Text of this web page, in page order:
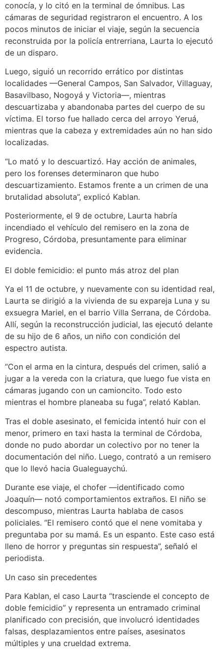
conocía, y lo citó en la terminal de ómnibus. Las
cámaras de seguridad registraron el encuentro. A los
pocos minutos de iniciar el viaje, según la secuencia
reconstruida por la policía entrerriana, Laurta lo ejecutó
de un disparo.
Luego, siguió un recorrido errático por distintas
localidades —General Campos, San Salvador, Villaguay,
Basavilbaso, Nogoyá y Victoria—, mientras
descuartizaba y abandonaba partes del cuerpo de su
víctima. El torso fue hallado cerca del arroyo Yeruá,
mientras que la cabeza y extremidades aún no han sido
localizadas.
“Lo mató y lo descuartizó. Hay acción de animales,
pero los forenses determinaron que hubo
descuartizamiento. Estamos frente a un crimen de una
brutalidad absoluta”, explicó Kablan.
Posteriormente, el 9 de octubre, Laurta habría
incendiado el vehículo del remisero en la zona de
Progreso, Córdoba, presuntamente para eliminar
evidencia.
El doble femicidio: el punto más atroz del plan
Ya el 11 de octubre, y nuevamente con su identidad real,
Laurta se dirigió a la vivienda de su expareja Luna y su
exsuegra Mariel, en el barrio Villa Serrana, de Córdoba.
Allí, según la reconstrucción judicial, las ejecutó delante
de su hijo de 6 años, un niño con condición del
espectro autista.
“Con el arma en la cintura, después del crimen, salió a
jugar a la vereda con la criatura, que luego fue vista en
cámaras jugando con un camioncito. Todo esto
mientras el hombre planeaba su fuga”, relató Kablan.
Tras el doble asesinato, el femicida intentó huir con el
menor, primero en taxi hasta la terminal de Córdoba,
donde no pudo abordar un colectivo por no tener la
documentación del niño. Luego, contrató a un remisero
que lo llevó hacia Gualeguaychú.
Durante ese viaje, el chofer —identificado como
Joaquín— notó comportamientos extraños. El niño se
descompuso, mientras Laurta hablaba de casos
policiales. “El remisero contó que el nene vomitaba y
preguntaba por su mamá. Es un espanto. Este caso está
lleno de horror y preguntas sin respuesta”, señaló el
periodista.
Un caso sin precedentes
Para Kablan, el caso Laurta “trasciende el concepto de
doble femicidio” y representa un entramado criminal
planificado con precisión, que involucró identidades
falsas, desplazamientos entre países, asesinatos
múltiples y una crueldad extrema.